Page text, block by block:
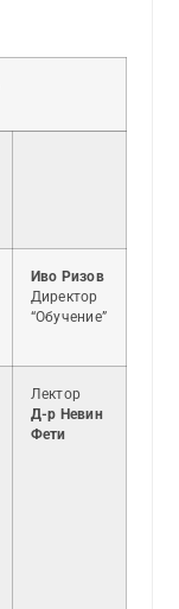
Иво Ризов
Директор
“Обучение”
Лектор
Д-р Невин
Фети